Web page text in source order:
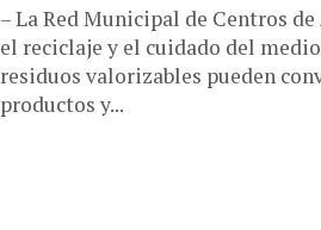
– La Red Municipal de Centros
el reciclaje y el cuidado del
residuos valorizables pueden
productos y...